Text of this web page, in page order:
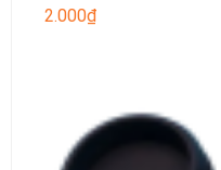
2.000₫